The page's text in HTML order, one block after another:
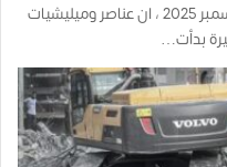
أكدت قناة كان العبرية اليوم الاثنين 8 ديسمبر 2025 ، ان عناصر وميليشيات
بدأت…